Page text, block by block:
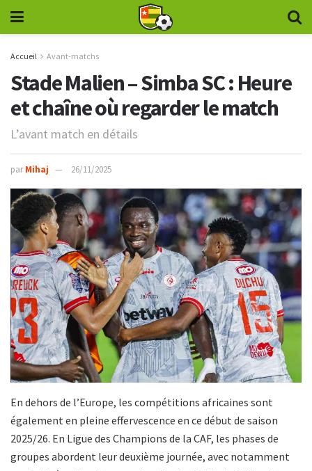
Accueil Avant-matchs
Stade Malien – Simba SC : Heure
et chaîne où regarder le match
L’avant match en détails
par Mihaj 26/11/2025
En dehors de l’Europe, les compétitions africaines sont
également en pleine effervescence en ce début de saison
2025/26. En Ligue des Champions de la CAF, les phases de
groupes abordent leur deuxième journée, avec notamment